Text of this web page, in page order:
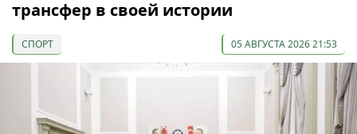
трансфер в своей истории
СПОРТ 05 АВГУСТА 2026 21:53